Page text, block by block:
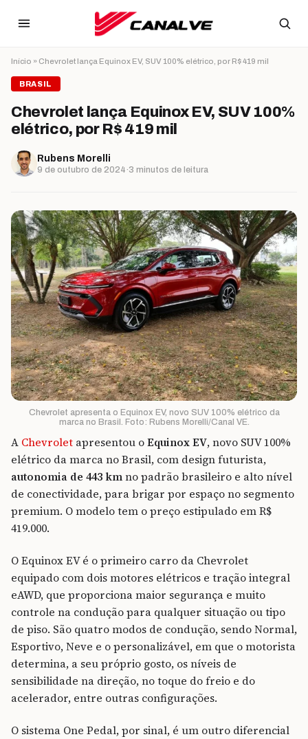
Início » Chevrolet lança Equinox EV, SUV 100% elétrico, por R$ 419 mil
BRASIL
Chevrolet lança Equinox EV, SUV 100%
elétrico, por R$ 419 mil
Rubens Morelli
9 de outubro de 2024·3 minutos de leitura
Chevrolet apresenta o Equinox EV, novo SUV 100% elétrico da
marca no Brasil. Foto: Rubens Morelli/Canal VE.
A Chevrolet apresentou oEquinox EV, novo SUV 100%
elétrico da marca no Brasil, com design futurista,
autonomia de 443 kmno padrão brasileiro e alto nível
de conectividade, para brigar por espaço no segmento
premium. O modelo tem o preço estipulado em R$
419.000.
O Equinox EV é o primeiro carro da Chevrolet
equipado com dois motores elétricos e tração integral
eAWD, que proporciona maior segurança e muito
controle na condução para qualquer situação ou tipo
de piso. São quatro modos de condução, sendo Normal,
Esportivo, Neve e o personalizável, em que o motorista
determina, a seu próprio gosto, os níveis de
sensibilidade na direção, no toque do freio e do
acelerador, entre outras configurações.
O sistema One Pedal, por sinal, é um outro diferencial